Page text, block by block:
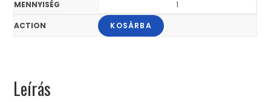
KOSÁRBA
Leírás